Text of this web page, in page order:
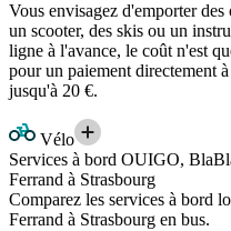
Vous envisagez d'emporter
un scooter, des skis ou un
ligne à l'avance, le coût n'est
pour un paiement directement
jusqu'à 20 €.
Vélo
Services à bord OUIGO,
Ferrand à Strasbourg
Comparez les services à bord
Ferrand à Strasbourg en bus.